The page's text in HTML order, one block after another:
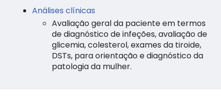
Análises clínicas
Avaliação geral da paciente em termos
de diagnóstico de infeções, avaliação de
glicemia, colesterol, exames da tiroide,
DSTs, para orientação e diagnóstico da
patologia da mulher.